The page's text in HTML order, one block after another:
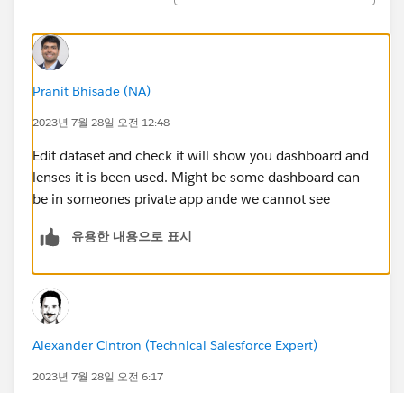
Pranit Bhisade (NA)
2023년 7월 28일 오전 12:48
Edit dataset and check it will show you dashboard and
lenses it is been used. Might be some dashboard can
be in someones private app ande we cannot see
유용한 내용으로 표시
Alexander Cintron (Technical Salesforce Expert)
2023년 7월 28일 오전 6:17